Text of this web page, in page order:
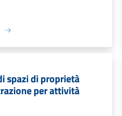
spazi di proprietà
per attività